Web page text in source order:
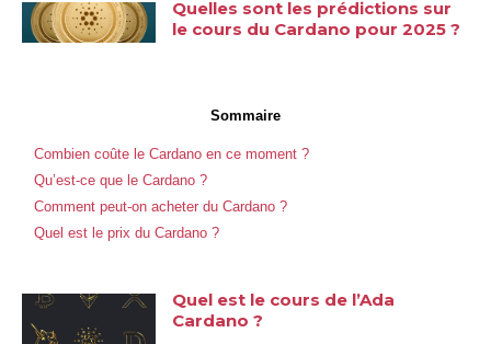
Quelles sont les prédictions sur
le cours du Cardano pour 2025 ?
Sommaire
Combien coûte le Cardano en ce moment ?
Qu’est-ce que le Cardano ?
Comment peut-on acheter du Cardano ?
Quel est le prix du Cardano ?
Quel est le cours de l’Ada
Cardano ?